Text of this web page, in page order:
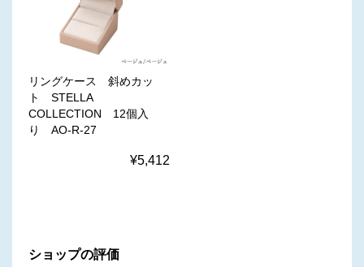
リングケース 斜めカッ
ト STELLA
COLLECTION 12個入
り AO-R-27
¥5,412
ショップの評価